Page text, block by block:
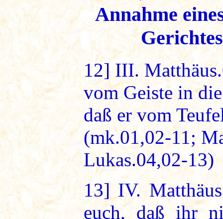
Annahme
12]III.
vom Geiste in
daß er vom
(mk.01,02-11;
Lukas.04,02-13)
13]IV.
euch, daß ihr